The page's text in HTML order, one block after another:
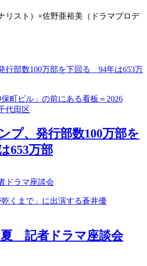
リスト）×佐野亜裕美（ドラマプロデ
行部数100万部を下回る 94年は653万
プ、発行部数100万部を
653万部
ドラマ座談会
記者ドラマ座談会